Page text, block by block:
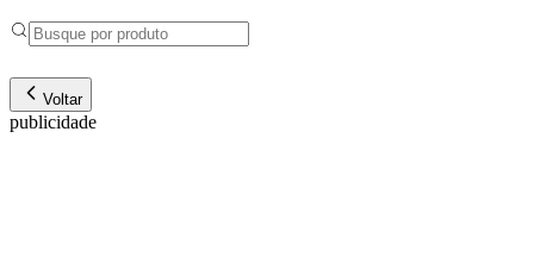
Voltar
publicidade